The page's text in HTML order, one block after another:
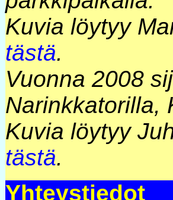
Kuvia löytyy
tästä.
Vuonna 2008
Narinkkatorilla,
Kuvia löytyy
tästä.
Yhteystiedot